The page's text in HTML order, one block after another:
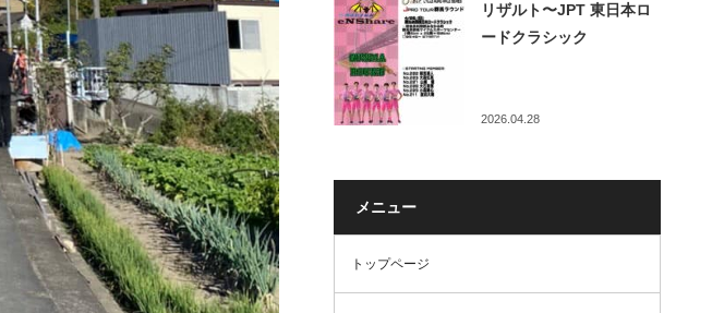
リザルト〜JPT 東日本ロ
ードクラシック
2026.04.28
メニュー
トップページ